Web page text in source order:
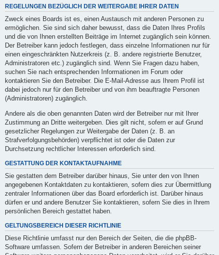
REGELUNGEN BEZÜGLICH DER WEITERGABE IHRER DATEN
Zweck eines Boards ist es, einen Austausch mit anderen Personen zu
ermöglichen. Sie sind sich daher bewusst, dass die Daten Ihres Profils
und die von Ihnen erstellten Beiträge im Internet zugänglich sein können.
Der Betreiber kann jedoch festlegen, dass einzelne Informationen nur für
einen eingeschränkten Nutzerkreis (z. B. andere registrierte Benutzer,
Administratoren etc.) zugänglich sind. Wenn Sie Fragen dazu haben,
suchen Sie nach entsprechenden Informationen im Forum oder
kontaktieren Sie den Betreiber. Die E-Mail-Adresse aus Ihrem Profil ist
dabei jedoch nur für den Betreiber und von ihm beauftragte Personen
(Administratoren) zugänglich.
Andere als die oben genannten Daten wird der Betreiber nur mit Ihrer
Zustimmung an Dritte weitergeben. Dies gilt nicht, sofern er auf Grund
gesetzlicher Regelungen zur Weitergabe der Daten (z. B. an
Strafverfolgungsbehörden) verpflichtet ist oder die Daten zur
Durchsetzung rechtlicher Interessen erforderlich sind.
GESTATTUNG DER KONTAKTAUFNAHME
Sie gestatten dem Betreiber darüber hinaus, Sie unter den von Ihnen
angegebenen Kontaktdaten zu kontaktieren, sofern dies zur Übermittlung
zentraler Informationen über das Board erforderlich ist. Darüber hinaus
dürfen er und andere Benutzer Sie kontaktieren, sofern Sie dies in Ihrem
persönlichen Bereich gestattet haben.
GELTUNGSBEREICH DIESER RICHTLINIE
Diese Richtlinie umfasst nur den Bereich der Seiten, die die phpBB-
Software umfassen. Sofern der Betreiber in anderen Bereichen seiner